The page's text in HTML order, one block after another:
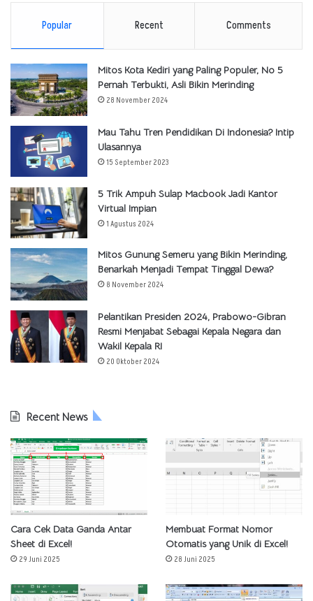
Popular Recent Comments
Mitos Kota Kediri yang Paling Populer, No 5
Pernah Terbukti, Asli Bikin Merinding
28 November 2024
Mau Tahu Tren Pendidikan Di Indonesia? Intip
Ulasannya
15 September 2023
5 Trik Ampuh Sulap Macbook Jadi Kantor
Virtual Impian
1 Agustus 2024
Mitos Gunung Semeru yang Bikin Merinding,
Benarkah Menjadi Tempat Tinggal Dewa?
8 November 2024
Pelantikan Presiden 2024, Prabowo-Gibran
Resmi Menjabat Sebagai Kepala Negara dan
Wakil Kepala RI
20 Oktober 2024
Recent News
Cara Cek Data Ganda Antar
Sheet di Excel!
29 Juni 2025
Membuat Format Nomor
Otomatis yang Unik di Excel!
28 Juni 2025